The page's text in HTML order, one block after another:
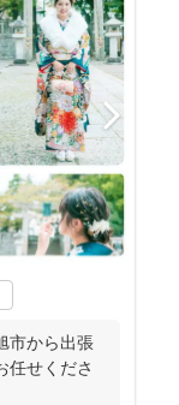
市から出張
任せくださ